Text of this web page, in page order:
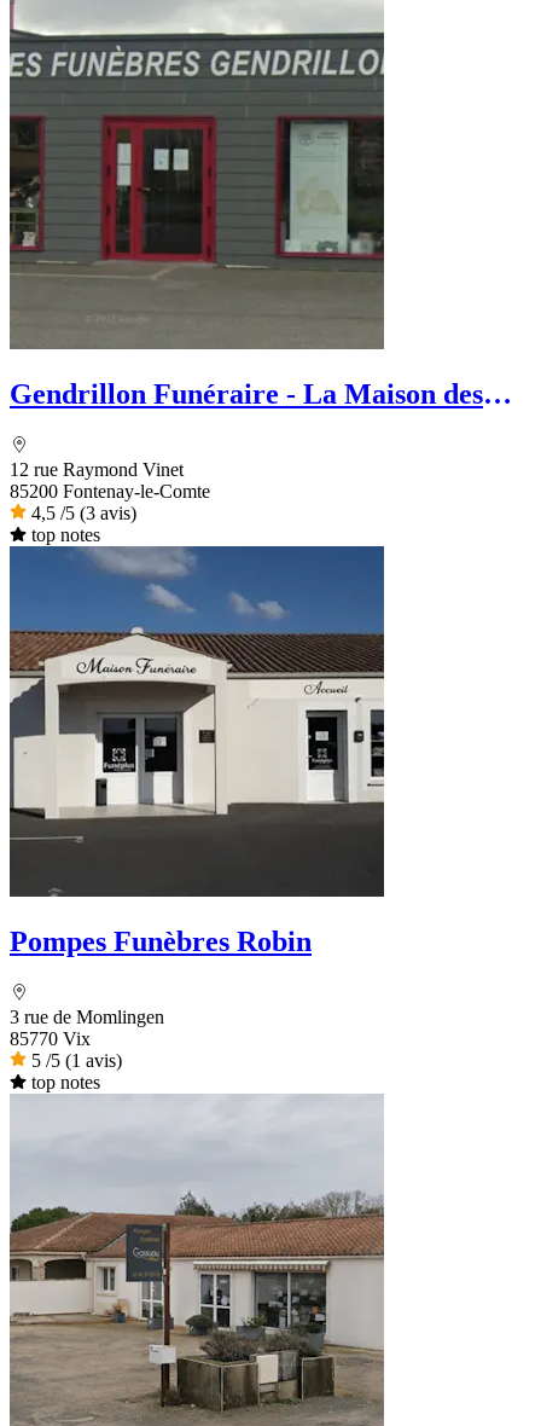
Gendrillon Funéraire - La Maison des
12 rue Raymond Vinet
85200 Fontenay-le-Comte
4,5 /5 (3 avis)
top notes
Pompes Funèbres Robin
3 rue de Momlingen
85770 Vix
5 /5 (1 avis)
top notes